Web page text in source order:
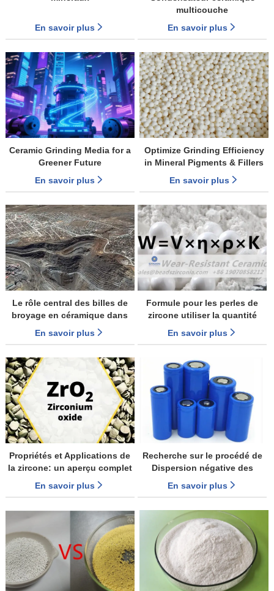
En savoir plus
multicouche
En savoir plus
Ceramic Grinding Media for a
Greener Future
En savoir plus
Optimize Grinding Efficiency
in Mineral Pigments & Fillers
with SANXIN Ceramic Media
En savoir plus
Le rôle central des billes de
broyage en céramique dans
les Mines de plomb-zinc:
découvrir leurs Applications et
En savoir plus
Formule pour les perles de
zircone utiliser la quantité
dans le moulin à sable
En savoir plus
Propriétés et Applications de
la zircone: un aperçu complet
En savoir plus
Recherche sur le procédé de
Dispersion négative des
batteries Lithium-Ion
En savoir plus